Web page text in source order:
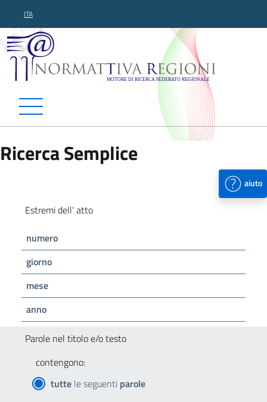
ITA
Normattiva Regioni -
Ricerca Semplice
aiuto
Estremi dell' atto
numero
giorno
mese
anno
Parole nel titolo e/o testo
contengono:
tutte le seguenti parole